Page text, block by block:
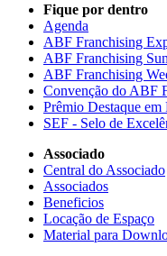
Fique por dentro
Agenda
ABF Franchising
ABF Franchising
ABF Franchising
Convenção do ABF
Prêmio Destaque
SEF - Selo de
Associado
Central do Associado
Associados
Beneficios
Locação de Espaço
Material para